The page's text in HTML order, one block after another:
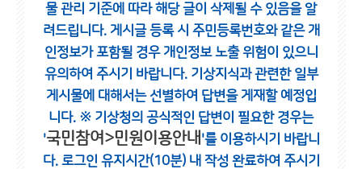
물 관리 기준에 따라 해당 글이 삭제될 수 있음을 알
려드립니다. 게시글 등록 시 주민등록번호와 같은 개
인정보가 포함될 경우 개인정보 노출 위험이 있으니
유의하여 주시기 바랍니다. 기상지식과 관련한 일부
게시물에 대해서는 선별하여 답변을 게재할 예정입
니다. ※ 기상청의 공식적인 답변이 필요한 경우는
'국민참여>민원이용안내 '를 이용하시기 바랍니
다. 로그인 유지시간(10분) 내 작성 완료하여 주시기